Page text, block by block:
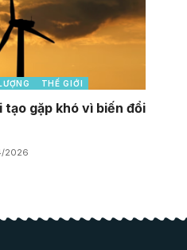
THẾ GIỚI
tạo gặp khó vì biến đổi
2026